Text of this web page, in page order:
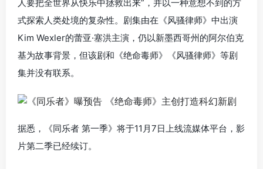
人要把全世界从快乐中拯救出来”，并以一种意想不到的方
式探索人类处境的复杂性。剧集由在《风骚律师》中出演
Kim Wexler的蕾亚·塞洪主演，仍以新墨西哥州的阿尔伯克
基为故事背景，但该剧和《绝命毒师》《风骚律师》等剧
集并没有联系。
据悉，《同乐者 第一季》将于11月7日上线流媒体平台，影
片第二季已经续订。